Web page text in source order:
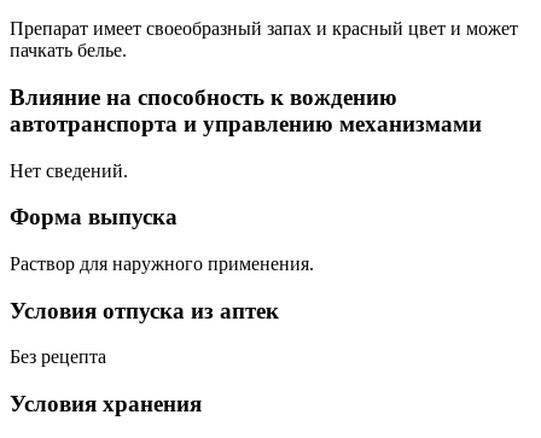
Препарат имеет своеобразный запах и красный цвет и может
пачкать белье.
Влияние на способность к вождению
автотранспорта и управлению механизмами
Нет сведений.
Форма выпуска
Раствор для наружного применения.
Условия отпуска из аптек
Без рецепта
Условия хранения